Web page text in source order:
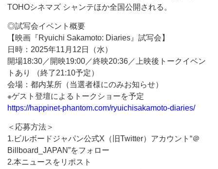
TOHOシネマズ シャンテほか全国公開される。
◎試写会イベント概要
【映画『Ryuichi Sakamoto: Diaries』試写会】
日時：2025年11月12日（水）
開場18:30／開映19:00／終映20:36／上映後トークイベン
トあり （終了21:10予定）
会場：都内某所（当選者様にのみお知らせ）
※ゲスト登壇によるトークショーを予定
https://happinet-phantom.com/ryuichisakamoto-diaries/
＜応募方法＞
1.ビルボードジャパン公式X（旧Twitter）アカウント“＠
Billboard_JAPAN”をフォロー
2.本ニュースをリポスト